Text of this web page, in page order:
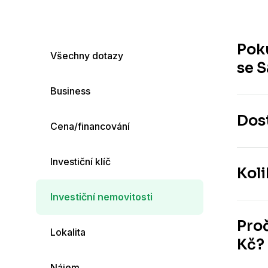
Všechny dotazy
Business
Cena/financování
Investiční klíč
Investiční nemovitosti
Lokalita
se
účet,
Kč